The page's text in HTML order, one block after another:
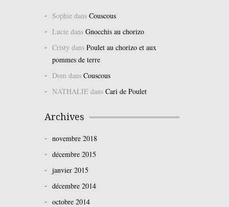
Sophie dansCouscous
Lucie dansGnocchis au chorizo
Cristy dansPoulet au chorizo et aux
pommes de terre
Dom dansCouscous
NATHALIE dansCari de Poulet
Archives
novembre 2018
décembre 2015
janvier 2015
décembre 2014
octobre 2014